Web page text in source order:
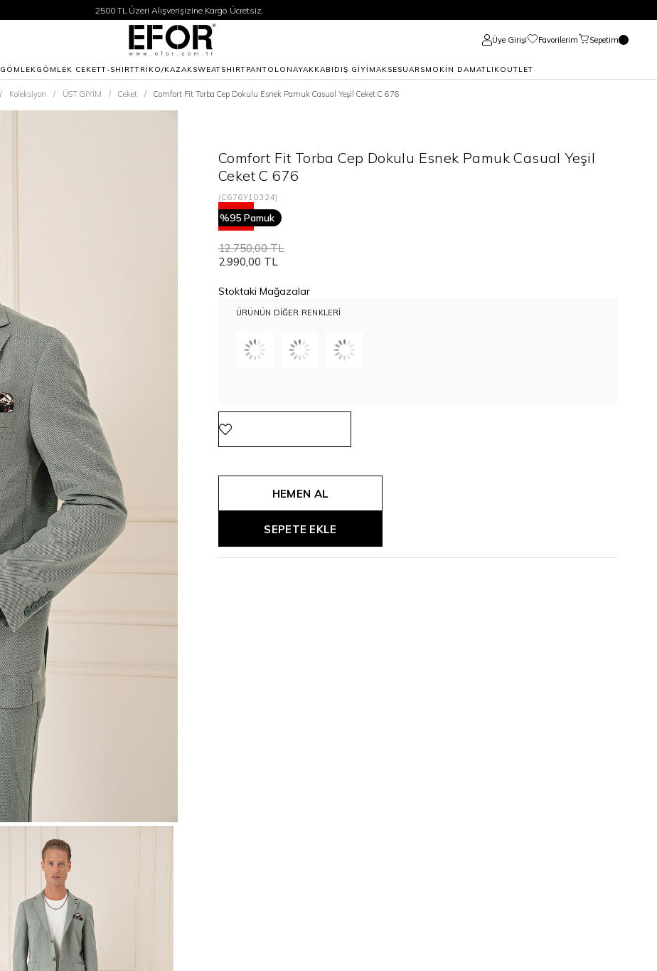
2500 TL Üzeri Alışverişizine Kargo Ücretsiz.
Siparişleriniz 1-3 iş günü içerisinde kargoya verilecektir.
2500 TL Üzeri Alışverişizine Kargo Ücretsiz.
Siparişleriniz 1-3 iş günü içerisinde kargoya verilecektir.
Üye Girişi Favorilerim Sepetim
GÖMLEKGÖMLEK CEKETT-SHIRTTRİKO/KAZAKSWEATSHIRTPANTOLONAYAKKABI DIŞ GİYİMAKSESUAR SMOKİN DAMATLIKOUTLET
Koleksiyon ÜST GİYİM Ceket Comfort Fit Torba Cep Dokulu Esnek Pamuk Casual Yeşil Ceket C 676
Comfort Fit Torba Cep Dokulu Esnek Pamuk Casual Yeşil
Ceket C 676
(C676Y10324)
77
12.750,00 TL
2.990,00 TL
%95 Pamuk
Stoktaki Mağazalar
ÜRÜNÜN DIĞER RENKLERI